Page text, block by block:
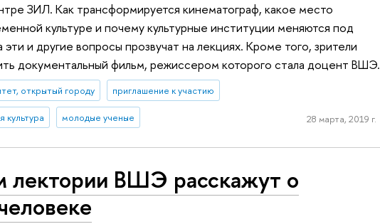
ЗИЛ. Как трансформируется кинематограф, какое место
культуре и почему культурные институции меняются под
и другие вопросы прозвучат на лекциях. Кроме того, зрители
документальный фильм, режиссером которого стала доцент ВШЭ.
открытый городу приглашение к участию
культура молодые ученые 28 марта, 2019 г.
лектории ВШЭ расскажут о